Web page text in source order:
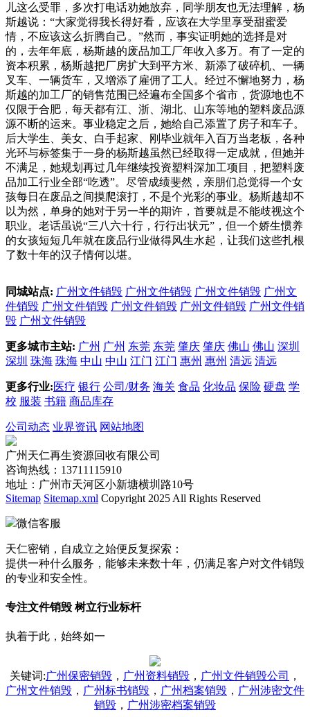
儿这么受罪，多次打电话劝她放弃，同学朋友也无法理解，杨
斯越说：“大家觉得我长得好看，应该在大学里享受甜蜜爱
情，不应该这么折腾自己。”然而，事实证明她的选择是对
的，去年年底，杨斯越的废品加工厂年收入多万。有了一定的
资本积累，杨斯越把厂房扩大到平方米、新添了破碎机、一辆
叉车、一辆货车，又增添了雇佣了工人。经过不懈地努力，杨
斯越的加工厂的销售范围已经遍布全国多个省市，货源地也不
仅限于合肥，每天都有江、浙、湖北、山东等地的塑料废品源
源不断的运来。事业稳定之后，她给自己添置了房子和车子。
后大学生、美女、白手起家、刚毕业就年入百万当老板，各种
光环与标签集于一身的杨斯越虽然已经取得一定成就，但她并
不满足，她规划再过几年继续投资塑料深加工项目，把塑料废
品加工行业全部“吃透”。尽管成绩斐然，亲朋们总觉得一个女
孩每日在废品之间摸爬滚打，不是个光彩的事业。杨斯越却不
以为然，单身的她对于另一半的期许，首要就是不能歧视这个
职业。老话虽说“三八六十行，行行出状元”，但一个娇生惯养
的女孩短短几年就在废品行业做得风生水起，让我们这些扎根
了数十年的汉子情何以堪。
同城站点: 广州文件销毁 广州文件销毁 广州文件销毁 广州文
件销毁 广州文件销毁 广州文件销毁 广州文件销毁 广州文件销
毁 广州文件销毁
更多城市主站: 广州 广州 东莞 东莞 肇庆 肇庆 佛山 佛山 深圳
深圳 珠海 珠海 中山 中山 江门 江门 惠州 惠州 清远 清远
更多行业:医疗 银行 公司/财务 海关 食品 化妆品 保险 硬盘 学
校 服装 书籍 商品库存
公司动态 业界资讯 网站地图
广州天仁再生资源回收有限公司
咨询热线：13711115910
地址：广州市天河区小新塘横圳路10号
Sitemap Sitemap.xml Copyright 2025 All Rights Reserved
微信客服
天仁密销，自成立之始便反复探索：
提供一种什么服务，能够未来数十年，仍满足客户对文件销毁
的专业和安全性。
专注文件销毁 树立行业标杆
执着于此，始终如一
关键词:广州保密销毁 ， 广州资料销毁 ， 广州文件销毁公司
，
广州文件销毁 ， 广州标书销毁 ， 广州档案销毁 ， 广州涉密文件
销毁 ， 广州涉密档案销毁